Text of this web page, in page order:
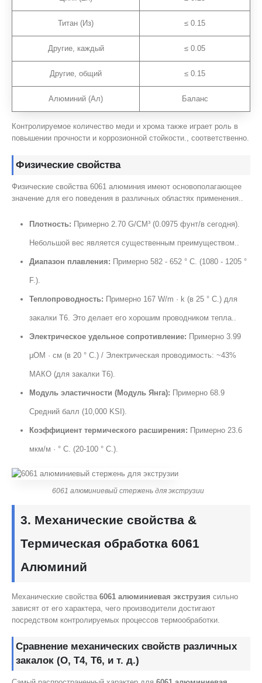
Титан (Из) ≤ 0.15
Другие, каждый ≤ 0.05
Другие, общий ≤ 0.15
Алюминий (Ал) Баланс
Контролируемое количество меди и хрома также играет роль в
повышении прочности и коррозионной стойкости., соответственно.
Физические свойства
Физические свойства 6061 алюминия имеют основополагающее
значение для его поведения в различных областях применения..
Плотность: Примерно 2.70 G/CM³ (0.0975 фунт/в сегодня).
Небольшой вес является существенным преимуществом..
Диапазон плавления: Примерно 582 - 652 ° C. (1080 - 1205 °
F.).
Теплопроводность: Примерно 167 W/m · k (в 25 ° C.) для
закалки Т6. Это делает его хорошим проводником тепла..
Электрическое удельное сопротивление: Примерно 3.99
µОМ · см (в 20 ° C.) / Электрическая проводимость: ~43%
МАКО (для закалки Т6).
Модуль эластичности (Модуль Янга): Примерно 68.9
Средний балл (10,000 KSI).
Коэффициент термического расширения: Примерно 23.6
мкм/м · ° C. (20-100 ° C.).
6061 алюминиевый стержень для экструзии
3. Механические свойства &
Термическая обработка 6061
Алюминий
Механические свойства 6061 алюминиевая экструзия сильно
зависят от его характера, чего производители достигают
посредством контролируемых процессов термообработки.
Сравнение механических свойств различных
закалок (О, T4, T6, и т. д.)